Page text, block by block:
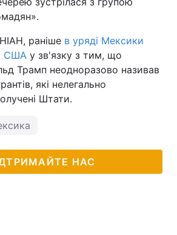
раніше в уряді Мексики
США у зв'язку з тим, що
Трамп неодноразово називав
які нелегально
Штати.
НАС